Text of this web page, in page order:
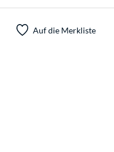
Auf die Merkliste